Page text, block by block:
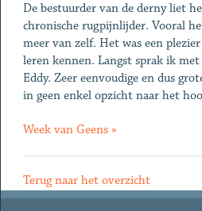
De bestuurder van de derny liet
chronische rugpijnlijder. Vooral
meer van zelf. Het was een
leren kennen. Langst sprak ik
Eddy. Zeer eenvoudige en dus
in geen enkel opzicht naar het
Week van Geens »
Terug naar het overzicht